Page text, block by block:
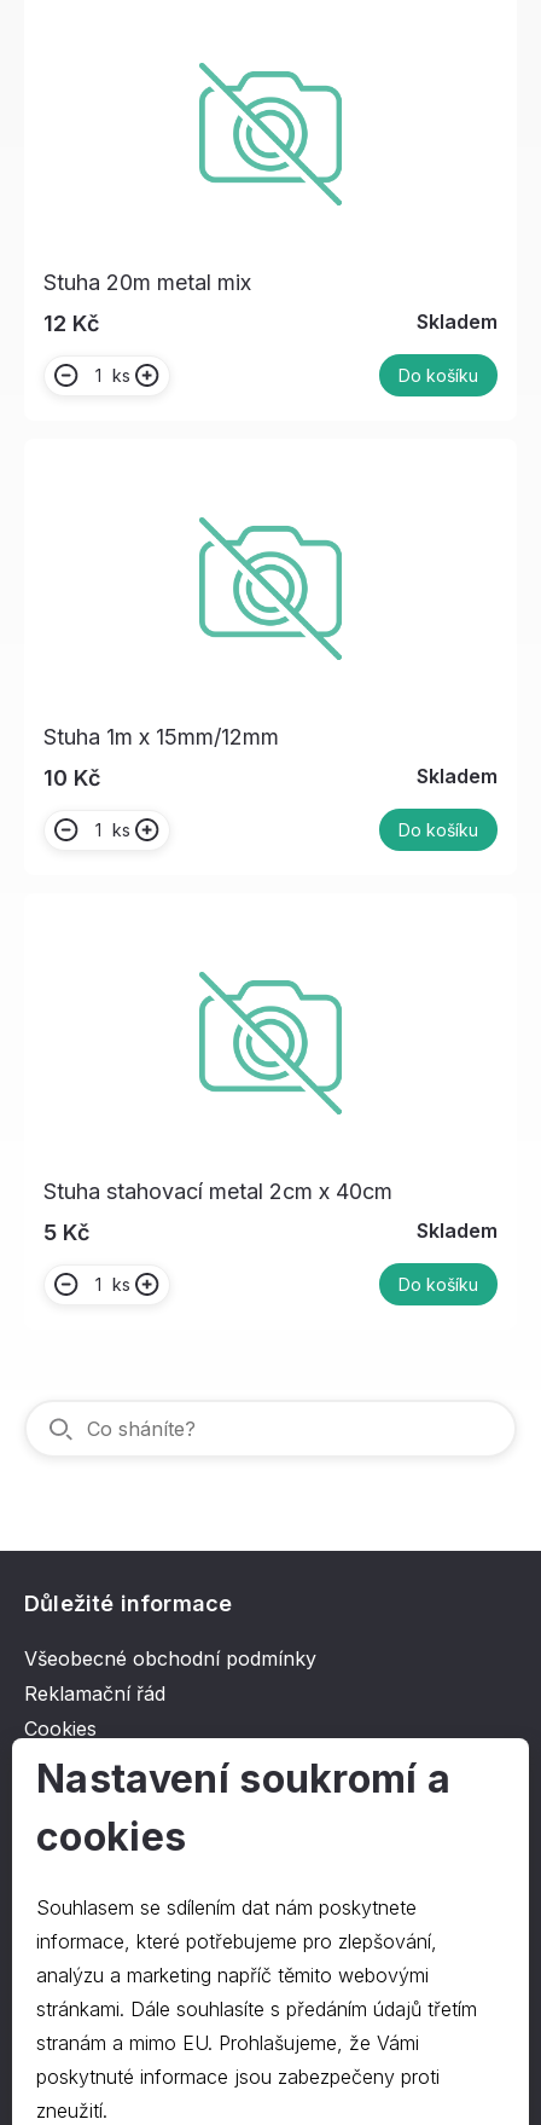
Stuha 20m metal mix
12 Kč
Skladem
ks Do košíku
Stuha 1m x 15mm/12mm
10 Kč
Skladem
ks Do košíku
Stuha stahovací metal 2cm x 40cm
5 Kč
Skladem
ks Do košíku
Důležité informace
Všeobecné obchodní podmínky
Reklamační řád
Cookies
Ochrana osobních údajů
O společnosti
Kontakt
O nás
Kontakty
577 222 666
©2024 PD-HRAPA s.r.o.
Nastavení soukromí a
cookies
Souhlasem se sdílením dat nám poskytnete
informace, které potřebujeme pro zlepšování,
analýzu a marketing napříč těmito webovými
stránkami. Dále souhlasíte s předáním údajů třetím
stranám a mimo EU. Prohlašujeme, že Vámi
poskytnuté informace jsou zabezpečeny proti
zneužití.